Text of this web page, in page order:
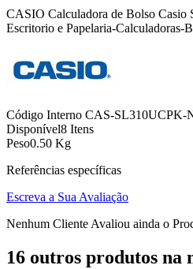
CASIO Calculadora de Bolso
Escritorio e Papelaria-Calculadoras-
Código Interno CAS-SL310UCPK-
Disponível8 Itens
Peso0.50 Kg
Referências específicas
Escreva a Sua Avaliação
Nenhum Cliente Avaliou ainda o
16 outros produtos na